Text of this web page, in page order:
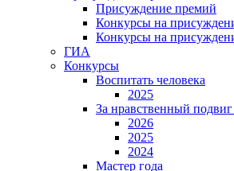
Присуждение премий
Конкурсы на
Конкурсы на
ГИА
Конкурсы
Воспитать человека
2025
За нравственный подвиг
2026
2025
2024
Мастер года